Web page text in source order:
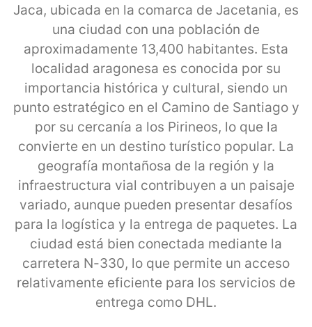
Jaca, ubicada en la comarca de Jacetania, es
una ciudad con una población de
aproximadamente 13,400 habitantes. Esta
localidad aragonesa es conocida por su
importancia histórica y cultural, siendo un
punto estratégico en el Camino de Santiago y
por su cercanía a los Pirineos, lo que la
convierte en un destino turístico popular. La
geografía montañosa de la región y la
infraestructura vial contribuyen a un paisaje
variado, aunque pueden presentar desafíos
para la logística y la entrega de paquetes. La
ciudad está bien conectada mediante la
carretera N-330, lo que permite un acceso
relativamente eficiente para los servicios de
entrega como DHL.